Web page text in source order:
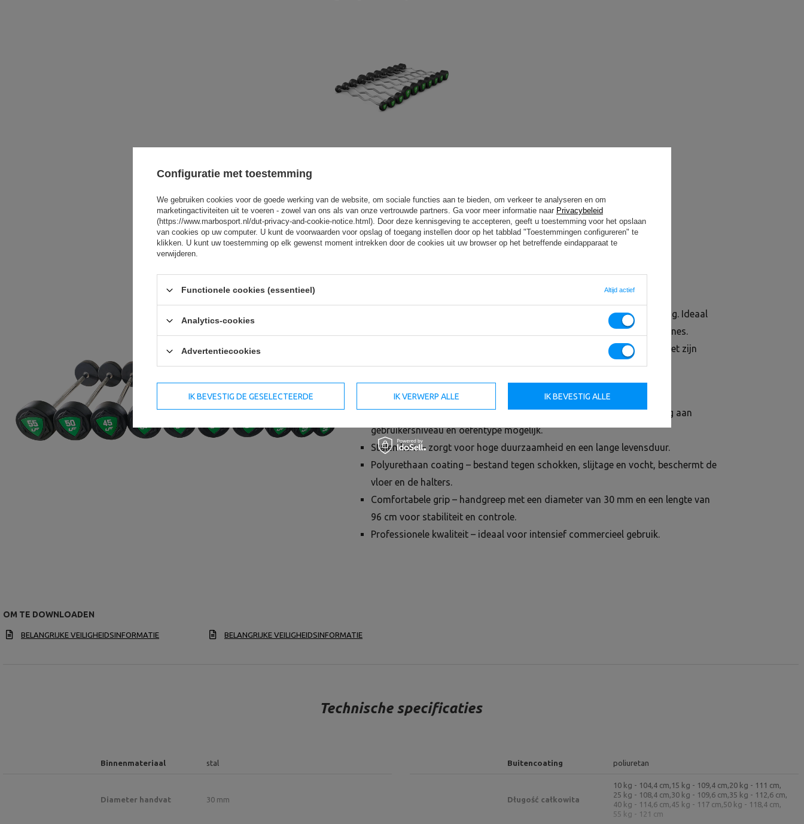
2 157,19 €
1 833,61 €
Complete set rechte halters ontworpen voor professionele krachttraining. Ideaal
voor fitnessclubs, commerciële sportscholen en functionele trainingszones.
Dankzij de duurzame constructie en polyurethaan coating behoudt de set zijn
esthetische uitstraling, zelfs bij intensief gebruik.
Volledig gewichtsbereik van 10–55 kg – maakt een soepele aanpassing aan
gebruikersniveau en oefentype mogelijk.
Stalen kern – zorgt voor hoge duurzaamheid en een lange levensduur.
Polyurethaan coating – bestand tegen schokken, slijtage en vocht, beschermt de
vloer en de halters.
Comfortabele grip – handgreep met een diameter van 30 mm en een lengte van
96 cm voor stabiliteit en controle.
Professionele kwaliteit – ideaal voor intensief commercieel gebruik.
OM TE DOWNLOADEN
BELANGRIJKE VEILIGHEIDSINFORMATIE BELANGRIJKE VEILIGHEIDSINFORMATIE
Technische specificaties
Binnenmateriaal stal Buitencoating poliuretan
Diameter handvat 30 mm Długość całkowita
10 kg - 104,4 cm, 15 kg - 109,4 cm,20 kg - 111 cm,
25 kg - 108,4 cm,30 kg - 109,6 cm,35 kg - 112,6 cm,
40 kg - 114,6 cm,45 kg - 117 cm,50 kg - 118,4 cm,
55 kg - 121 cm
Configuratie met toestemming
We gebruiken cookies voor de goede werking van de website, om sociale functies aan te bieden, om verkeer te analyseren en om
marketingactiviteiten uit te voeren - zowel van ons als van onze vertrouwde partners. Ga voor meer informatie naar Privacybeleid
(https://www.marbosport.nl/dut-privacy-and-cookie-notice.html). Door deze kennisgeving te accepteren, geeft u toestemming voor het opslaan
van cookies op uw computer. U kunt de voorwaarden voor opslag of toegang instellen door op het tabblad "Toestemmingen configureren" te
klikken. U kunt uw toestemming op elk gewenst moment intrekken door de cookies uit uw browser op het betreffende eindapparaat te
verwijderen.
Functionele cookies (essentieel) Altijd actief
Analytics-cookies
Advertentiecookies
IK BEVESTIG DE GESELECTEERDE IK VERWERP ALLE IK BEVESTIG ALLE